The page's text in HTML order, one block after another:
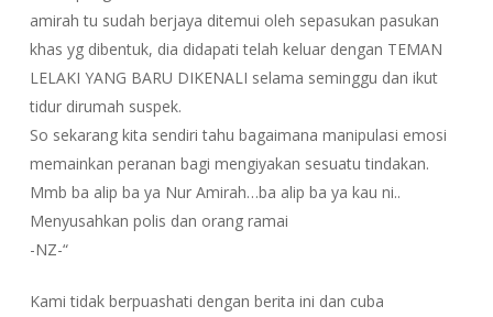
amirah tu sudah berjaya ditemui oleh sepasukan pasukan
khas yg dibentuk, dia didapati telah keluar dengan TEMAN
LELAKI YANG BARU DIKENALI selama seminggu dan ikut
tidur dirumah suspek.
So sekarang kita sendiri tahu bagaimana manipulasi emosi
memainkan peranan bagi mengiyakan sesuatu tindakan.
Mmb ba alip ba ya Nur Amirah…ba alip ba ya kau ni..
Menyusahkan polis dan orang ramai
-NZ-“
Kami tidak berpuashati dengan berita ini dan cuba